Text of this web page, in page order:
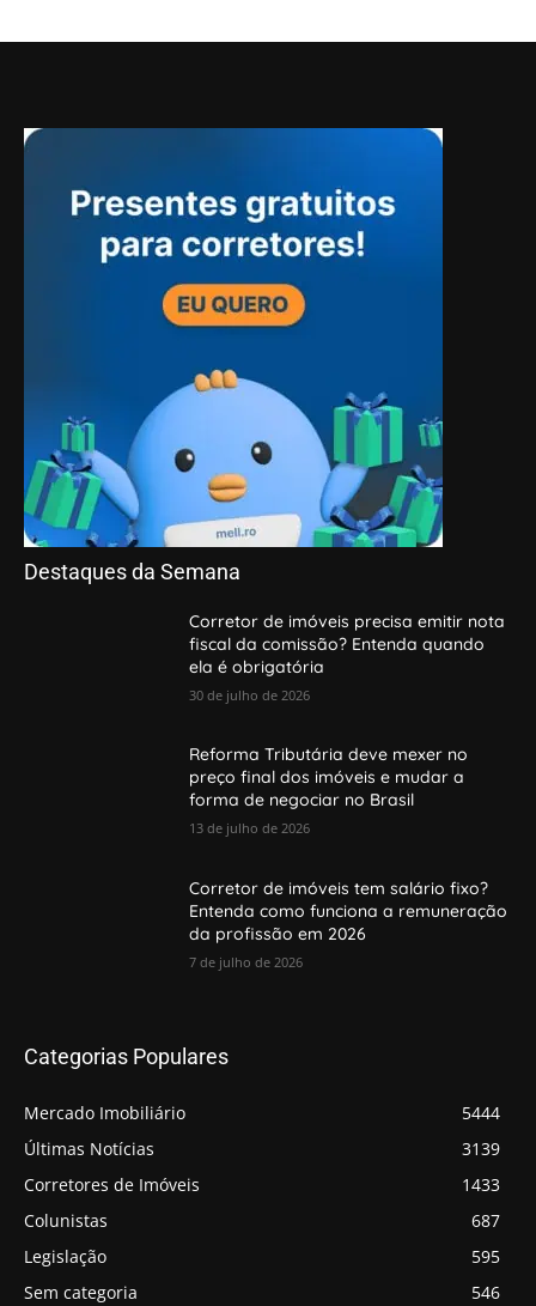
Destaques da Semana
Corretor de imóveis precisa emitir nota
fiscal da comissão? Entenda quando
ela é obrigatória
30 de julho de 2026
Reforma Tributária deve mexer no
preço final dos imóveis e mudar a
forma de negociar no Brasil
13 de julho de 2026
Corretor de imóveis tem salário fixo?
Entenda como funciona a remuneração
da profissão em 2026
7 de julho de 2026
Categorias Populares
Mercado Imobiliário
5444
Últimas Notícias
3139
Corretores de Imóveis
1433
Colunistas
687
Legislação
595
Sem categoria
546